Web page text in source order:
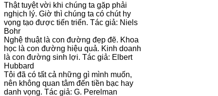
Thật tuyệt vời khi chúng ta gặp phải
nghịch lý. Giờ thì chúng ta có chút hy
vọng tạo được tiến triển. Tác giả: Niels
Bohr
Nghệ thuật là con đường đẹp đẽ. Khoa
học là con đường hiệu quả. Kinh doanh
là con đường sinh lợi. Tác giả: Elbert
Hubbard
Tôi đã có tất cả những gì mình muốn,
nên không quan tâm đến tiền bạc hay
danh vọng. Tác giả: G. Perelman